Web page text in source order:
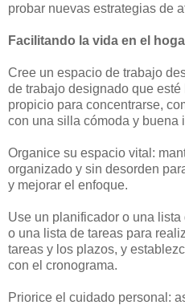
probar nuevas estrategias de
Facilitando la vida en el
Cree un espacio de trabajo
de trabajo designado que
propicio para concentrarse,
con una silla cómoda y buena
Organice su espacio vital:
organizado y sin desorden
y mejorar el enfoque.
Use un planificador o una
o una lista de tareas para
tareas y los plazos, y
con el cronograma.
Priorice el cuidado personal: